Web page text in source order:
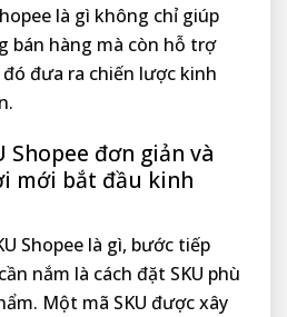
là gì không chỉ giúp
bán hàng mà còn hỗ trợ
đưa ra chiến lược kinh
Shopee đơn giản và
mới bắt đầu kinh
Shopee là gì, bước tiếp
nắm là cách đặt SKU phù
Một mã SKU được xây